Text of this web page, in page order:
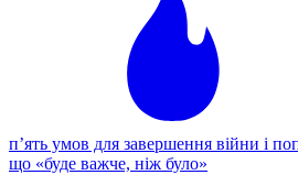
п’ять умов для завершення війни і
що «буде важче, ніж було»